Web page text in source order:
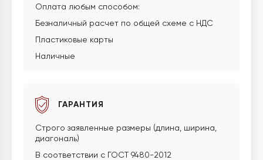
Оплата любым способом:
Безналичный расчет по общей схеме с НДС
Пластиковые карты
Наличные
ГАРАНТИЯ
Строго заявленные размеры (длина, ширина,
диагональ)
В соответствии с ГОСТ 9480-2012